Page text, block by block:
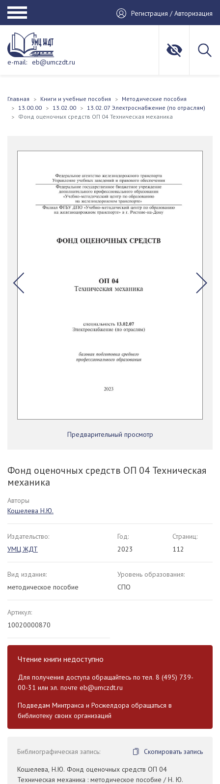
Регистрация / Авторизация
e-mail: eb@umczdt.ru
Главная Книги и учебные пособия
Методические пособия
13.00.00
13.02.00
13.02.07 Электроснабжение (по отраслям)
Фонд оценочных средств ОП 04 Техническая механика
Предварительный просмотр
Фонд оценочных средств ОП 04 Техническая
механика
Авторы
Кошелева Н.Ю.
Издательство:
УМЦ ЖДТ
Год:
2023
Страниц:
112
Вид издания:
методическое пособие
Уровень образования:
СПО
Артикул:
10020000870
Чтение книги недоступно
Для получения доступа обращайтесь по тел. 8 (495) 739-
00-31 или эл. почте eb@umczdt.ru
Подведам Минтранса и Росжелдора обращаться в
библиотеку своих организаций
Библиографическая запись:
Скопировать запись
Кошелева, Н.Ю. Фонд оценочных средств ОП 04
Техническая механика : методическое пособие / Н. Ю.